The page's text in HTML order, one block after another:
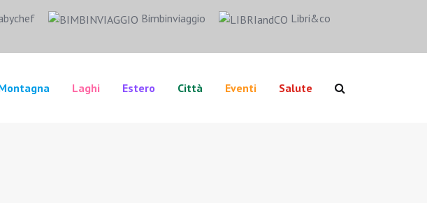
Bimbinviaggio
Libri&co
Laghi Estero Città Eventi Salute